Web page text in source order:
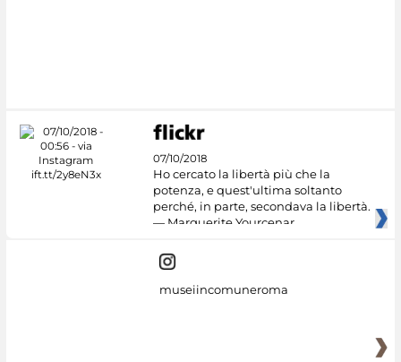
07/10/2018
Ho cercato la libertà più che la
potenza, e quest'ultima soltanto
perché, in parte, secondava la libertà.
— Marguerite Yourcenar
museiincomuneroma